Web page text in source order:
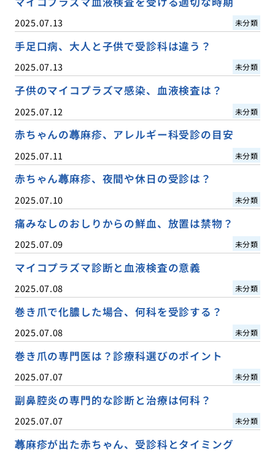
2025.07.13 未分類
手足口病、大人と子供で受診科は違う？
2025.07.13 未分類
子供のマイコプラズマ感染、血液検査は？
2025.07.12 未分類
赤ちゃんの蕁麻疹、アレルギー科受診の目安
2025.07.11 未分類
赤ちゃん蕁麻疹、夜間や休日の受診は？
2025.07.10 未分類
痛みなしのおしりからの鮮血、放置は禁物？
2025.07.09 未分類
マイコプラズマ診断と血液検査の意義
2025.07.08 未分類
巻き爪で化膿した場合、何科を受診する？
2025.07.08 未分類
巻き爪の専門医は？診療科選びのポイント
2025.07.07 未分類
副鼻腔炎の専門的な診断と治療は何科？
2025.07.07 未分類
蕁麻疹が出た赤ちゃん、受診科とタイミング